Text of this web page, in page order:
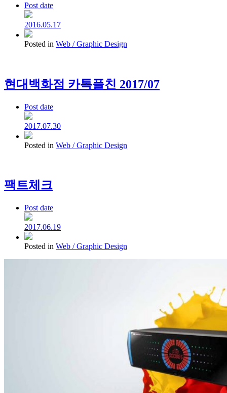
Post date
2016.05.17
Posted in Web / Graphic Design
현대백화점 카톡플친 2017/07
Post date
2017.07.30
Posted in Web / Graphic Design
팩트체크
Post date
2017.06.19
Posted in Web / Graphic Design